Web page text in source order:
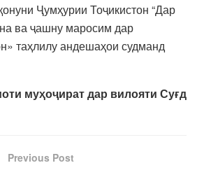
Ҷумҳурии Тоҷикистон “Дар
ва ҷашну маросим дар
таҳлилу андешаҳои судманд
муҳоҷират дар вилояти Суғд
Previous Post